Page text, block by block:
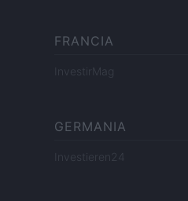
FRANCIA
InvestirMag
GERMANIA
Investieren24